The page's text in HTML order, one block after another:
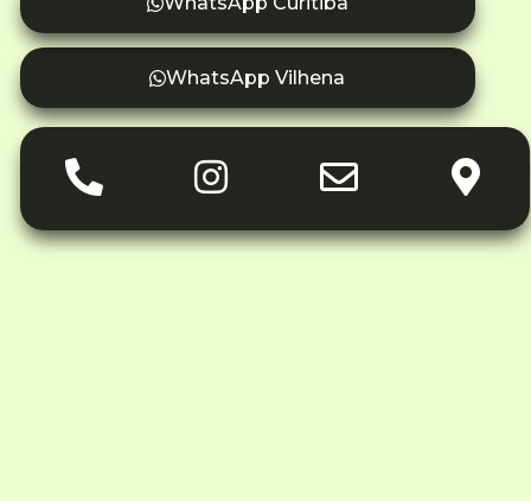
WhatsApp Vilhena